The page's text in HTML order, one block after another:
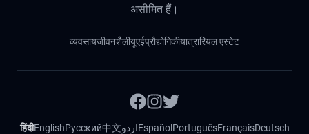
असीमित हैं।
व्यवसायजीवनशैलीयूएईप्रौद्योगिकीयात्रारियल एस्टेट
हिंदीEnglishРусский中文اردوEspañol PortuguêsFrançaisDeutsch